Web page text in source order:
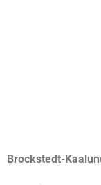
Brockstedt-